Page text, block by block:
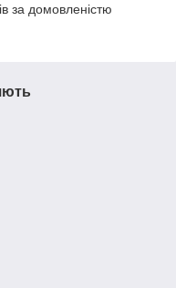
за домовленістю